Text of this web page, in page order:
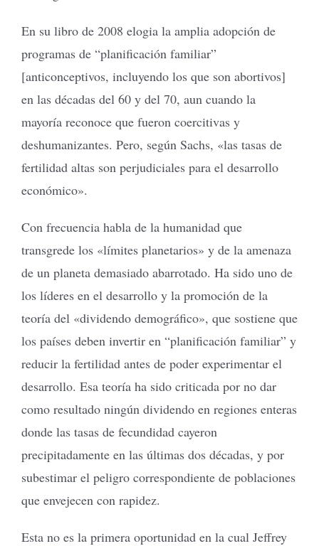
En su libro de 2008 elogia la amplia adopción de
programas de “planificación familiar”
[anticonceptivos, incluyendo los que son abortivos]
en las décadas del 60 y del 70, aun cuando la
mayoría reconoce que fueron coercitivas y
deshumanizantes. Pero, según Sachs, «las tasas de
fertilidad altas son perjudiciales para el desarrollo
económico».
Con frecuencia habla de la humanidad que
transgrede los «límites planetarios» y de la amenaza
de un planeta demasiado abarrotado. Ha sido uno de
los líderes en el desarrollo y la promoción de la
teoría del «dividendo demográfico», que sostiene que
los países deben invertir en “planificación familiar” y
reducir la fertilidad antes de poder experimentar el
desarrollo. Esa teoría ha sido criticada por no dar
como resultado ningún dividendo en regiones enteras
donde las tasas de fecundidad cayeron
precipitadamente en las últimas dos décadas, y por
subestimar el peligro correspondiente de poblaciones
que envejecen con rapidez.
Esta no es la primera oportunidad en la cual Jeffrey